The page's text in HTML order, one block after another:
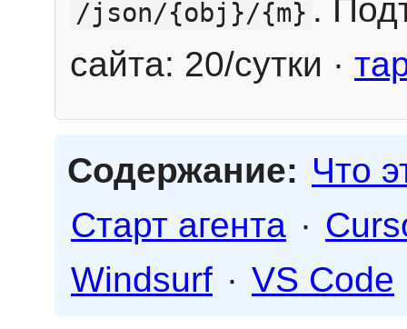
/json/{obj}/{m} .
сайта: 20/сутки ·
Содержание: Что
Старт агента ·
Windsurf · VS Code